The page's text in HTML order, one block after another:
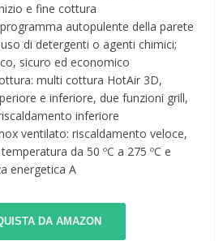
e fine cottura
programma autopulente della parete
di detergenti o agenti chimici;
sicuro ed economico
multi cottura HotAir 3D,
e inferiore, due funzioni grill,
inferiore
ventilato: riscaldamento veloce,
da 50 ºC a 275 ºC e
energetica A
DA AMAZON